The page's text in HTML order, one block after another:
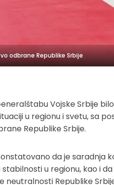
odbrane Republike Srbije
Vojske Srbije
u regionu i svetu, sa
Republike Srbije.
da je saradnja
u regionu, kao i
neutralnosti Republike